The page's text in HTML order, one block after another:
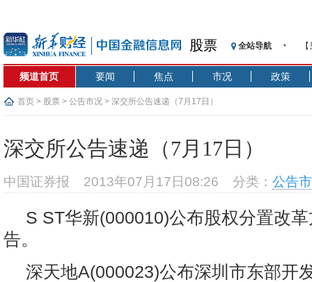
股票 全站导航
记
沥
恒
频道首页 要闻 焦点 市况 政策
首页 > 股票 > 公告市况 > 深交所公告速递（7月17日）
深交所公告速递（7月17日）
中国证券报 2013年07月17日08:26 分类： 公告
S ST华新(000010)公布股权分置改
告。
深天地A(000023)公布深圳市东部开